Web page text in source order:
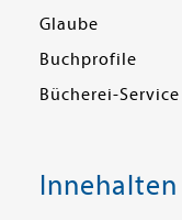
Glaube
Buchprofile
Bücherei-Service
Innehalten